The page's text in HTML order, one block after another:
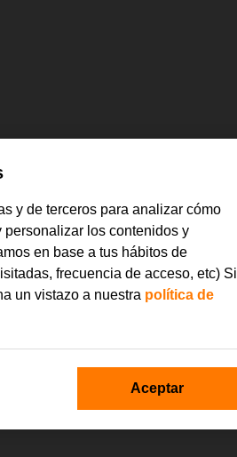
y de terceros para analizar cómo
personalizar los contenidos y
en base a tus hábitos de
frecuencia de acceso, etc) Si
un vistazo a nuestra política de
Aceptar